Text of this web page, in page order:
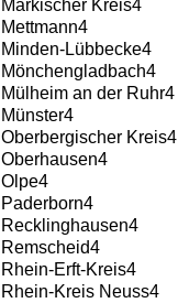
Märkischer Kreis4
Mettmann4
Minden-Lübbecke4
Mönchengladbach4
Mülheim an der Ruhr4
Münster4
Oberbergischer Kreis4
Oberhausen4
Olpe4
Paderborn4
Recklinghausen4
Remscheid4
Rhein-Erft-Kreis4
Rhein-Kreis Neuss4